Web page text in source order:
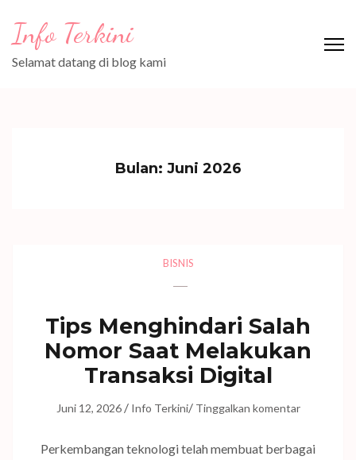
konten
(Tekan
Info Terkini
Selamat datang di blog kami
Bulan: Juni 2026
BISNIS
Tips Menghindari Salah
Nomor Saat Melakukan
Transaksi Digital
Juni 12, 2026/ Info Terkini/ Tinggalkan komentar
Perkembangan teknologi telah membuat berbagai